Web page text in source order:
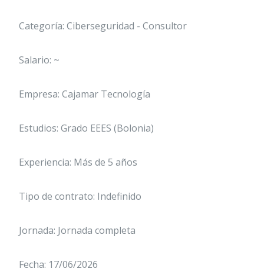
Categoría: Ciberseguridad - Consultor
Salario: ~
Empresa: Cajamar Tecnología
Estudios: Grado EEES (Bolonia)
Experiencia: Más de 5 años
Tipo de contrato: Indefinido
Jornada: Jornada completa
Fecha: 17/06/2026